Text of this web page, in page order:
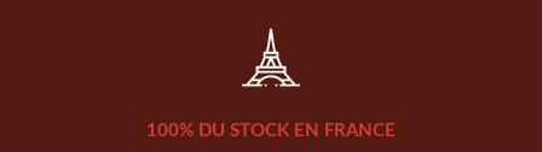
100% DU STOCK EN FRANCE